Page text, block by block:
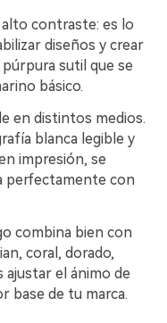
contraste: es lo
diseños y crear
sutil que se
básico.
en distintos medios.
blanca legible y
impresión, se
perfectamente con
combina bien con
coral, dorado,
el ánimo de
base de tu marca.